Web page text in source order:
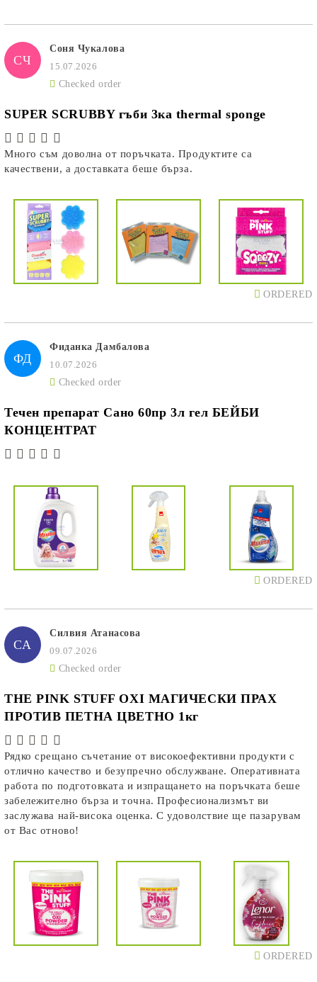
СЧ
Соня Чукалова
15.07.2026
Checked order
SUPER SCRUBBY гъби 3ка thermal sponge
Много съм доволна от поръчката. Продуктите са
качествени, а доставката беше бърза.
ORDERED
ФД
Фиданка Дамбалова
10.07.2026
Checked order
Течен препарат Сано 60пр 3л гел БЕЙБИ
КОНЦЕНТРАТ
ORDERED
СА
Силвия Атанасова
09.07.2026
Checked order
THE PINK STUFF OXI МАГИЧЕСКИ ПРАХ
ПРОТИВ ПЕТНА ЦВЕТНО 1кг
Рядко срещано съчетание от високоефективни продукти с
отлично качество и безупречно обслужване. Оперативната
работа по подготовката и изпращането на поръчката беше
забележително бърза и точна. Професионализмът ви
заслужава най-висока оценка. С удоволствие ще пазарувам
от Вас отново!
ORDERED